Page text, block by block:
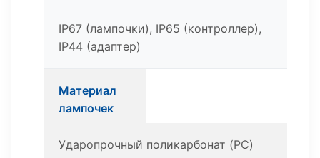
IP67 (лампочки), IP65 (контроллер),
IP44 (адаптер)
Материал
лампочек
Ударопрочный поликарбонат (PC)